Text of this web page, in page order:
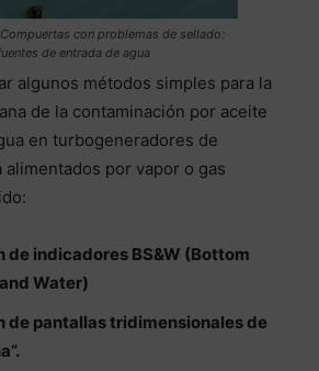
con problemas de sellado:
de entrada de agua
algunos métodos simples para la
de la contaminación por aceite
en turbogeneradores de
por vapor o gas
de indicadores BS&W (Bottom
Water)
de pantallas tridimensionales de